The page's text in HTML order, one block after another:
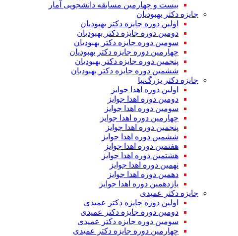
بیست و چهارمین مسابقه دانشجویی آمار
جایزه دکتر بهبودیان
اولین دوره جایزه دکتر بهبودیان
دومین دوره جایزه دکتر بهبودیان
سومین دوره جایزه دکتر بهبودیان
چهارمین دوره جایزه دکتر بهبودیان
پنجمین دوره جایزه دکتر بهبودیان
ششمین دوره جایزه دکتر بهبودیان
جایزه دکتر بزرگ‌نیا
اولین دوره اهدا جوایز
دومین دوره اهدا جوایز
سومین دوره اهدا جوایز
چهارمین دوره اهدا جوایز
پنجمین دوره اهدا جوایز
ششمین دوره اهدا جوایز
هفتمین دوره اهدا جوایز
هشتمین دوره اهدا جوایز
نهمین دوره اهدا جوایز
دهمین دوره اهدا جوایز
یازدهمین دوره اهدا جوایز
جایزه دکتر عمیدی
اولین دوره جایزه دکتر عمیدی
دومین دوره جایزه دکتر عمیدی
سومین دوره جایزه دکتر عمیدی
چهارمین دوره جایزه دکتر عمیدی